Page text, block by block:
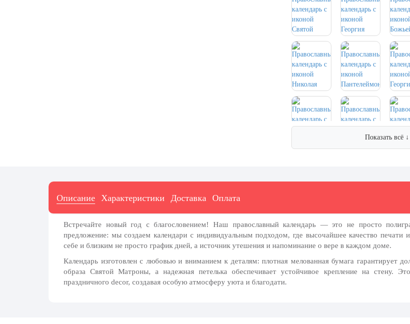
контрнаступления советских войск
борьбы с коррупцией
9 декабря, День Героев Отечества
12 декабря, День конституции РФ
20 декабря, День работника органов
безопасности
Показать всё ↓
Описание Характеристики Доставка Оплата
Встречайте новый год с благословением! Наш православный календарь — это не просто
предложение: мы создаем календари с индивидуальным подходом, где высочайшее качество печати
себе и близким не просто график дней, а источник утешения и напоминание о вере в каждом доме.
Календарь изготовлен с любовью и вниманием к деталям:плотная мелованная бумага гарантирует
образа Святой Матроны, анадежная петелька обеспечивает устойчивое крепление на стену.
праздничного decor, создавая особую атмосферу уюта и благодати.